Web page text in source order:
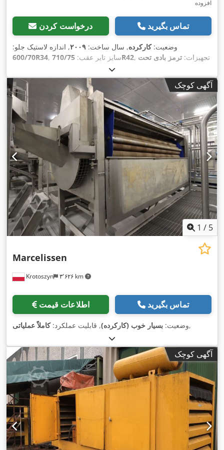
افزوده
درخواست کردن تماس بگیرید
وضعیت:کارکرده, سال ساخت: ۲۰۰۹, اندازه لاستیک جلو:
600/70R34
, سایز تایر عقب:710/75R42 , تجهیزات: ترمز بادی تحت
آگهی کوچک
1 / 5
Krotoszyn ۳٬۶۲۶ km
Marcelissen
اطلاعات قیمت تماس بگیرید
وضعیت: بسیار خوب (کارکرده), قابلیت عملکرد:کاملاً عملیاتی ,
آگهی کوچک